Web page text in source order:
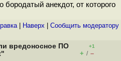
бородатый анекдот, от которого
| Наверх Cообщить модератору
вредоносное ПО
+1
+ / –